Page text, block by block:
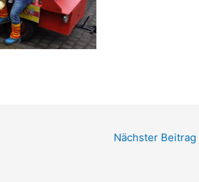
Nächster Beitrag